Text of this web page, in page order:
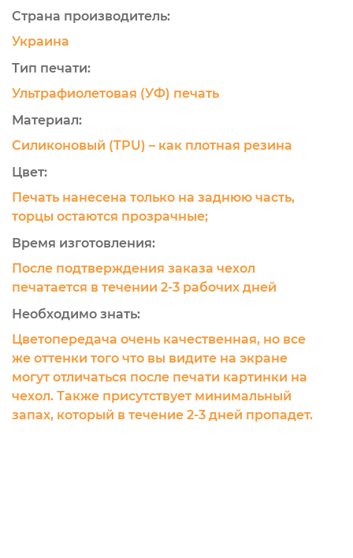
Страна производитель:
Украина
Тип печати:
Ультрафиолетовая (УФ) печать
Материал:
Силиконовый (TPU) – как плотная резина
Цвет:
Печать нанесена только на заднюю часть,
торцы остаются прозрачные;
Время изготовления:
После подтверждения заказа чехол
печатается в течении 2-3 рабочих дней
Необходимо знать:
Цветопередача очень качественная, но все
же оттенки того что вы видите на экране
могут отличаться после печати картинки на
чехол. Также присутствует минимальный
запах, который в течение 2-3 дней пропадет.